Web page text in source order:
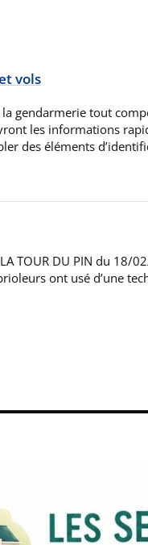
vols
la gendarmerie tout
les informations
des éléments
TOUR DU PIN du 18/
ont usé d’une